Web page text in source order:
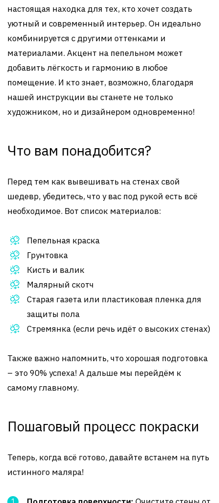
настоящая находка для тех, кто хочет создать
уютный и современный интерьер. Он идеально
комбинируется с другими оттенками и
материалами. Акцент на пепельном может
добавить лёгкость и гармонию в любое
помещение. И кто знает, возможно, благодаря
нашей инструкции вы станете не только
художником, но и дизайнером одновременно!
Что вам понадобится?
Перед тем как вывешивать на стенах свой
шедевр, убедитесь, что у вас под рукой есть всё
необходимое. Вот список материалов:
Пепельная краска
Грунтовка
Кисть и валик
Малярный скотч
Старая газета или пластиковая пленка для
защиты пола
Стремянка (если речь идёт о высоких стенах)
Также важно напомнить, что хорошая подготовка
– это 90% успеха! А дальше мы перейдём к
самому главному.
Пошаговый процесс покраски
Теперь, когда всё готово, давайте встанем на путь
истинного маляра!